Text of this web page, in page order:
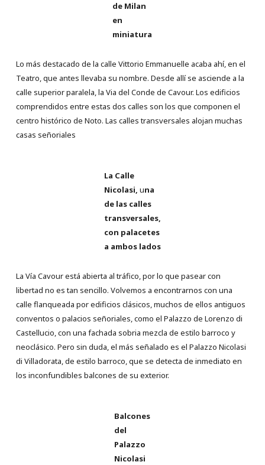
de Milan
en
miniatura
Lo más destacado de la calle Vittorio Emmanuelle acaba ahí, en el
Teatro, que antes llevaba su nombre. Desde allí se asciende a la
calle superior paralela, la Via del Conde de Cavour. Los edificios
comprendidos entre estas dos calles son los que componen el
centro histórico de Noto. Las calles transversales alojan muchas
casas señoriales
La Calle
Nicolasi, una
de las calles
transversales,
con palacetes
a ambos lados
La Vía Cavour está abierta al tráfico, por lo que pasear con
libertad no es tan sencillo. Volvemos a encontrarnos con una
calle flanqueada por edificios clásicos, muchos de ellos antiguos
conventos o palacios señoriales, como el Palazzo de Lorenzo di
Castellucio, con una fachada sobria mezcla de estilo barroco y
neoclásico. Pero sin duda, el más señalado es el Palazzo Nicolasi
di Villadorata, de estilo barroco, que se detecta de inmediato en
los inconfundibles balcones de su exterior.
Balcones
del
Palazzo
Nicolasi